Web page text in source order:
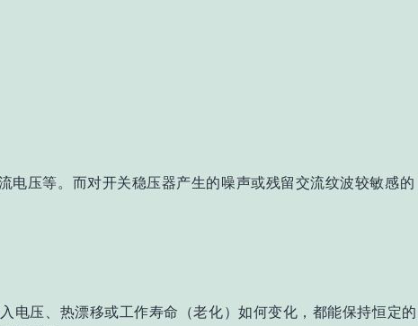
电压等。而对开关稳压器产生的噪声或残留交流纹波较敏感的
电压、热漂移或工作寿命（老化）如何变化，都能保持恒定的